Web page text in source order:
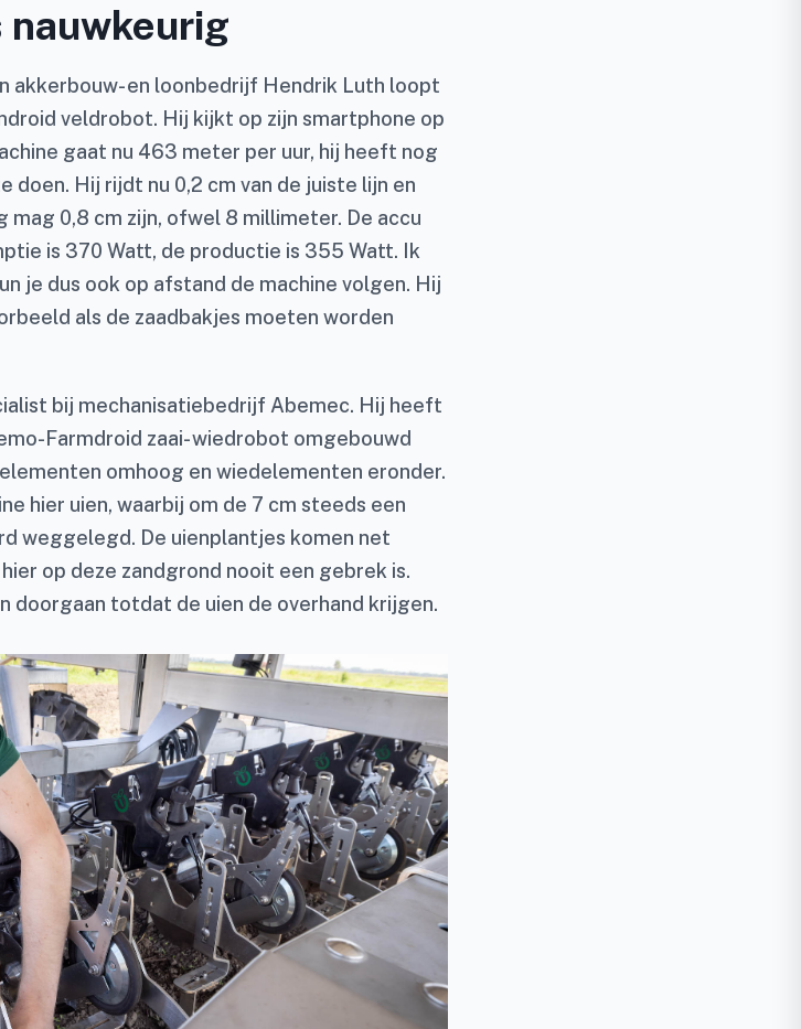
nauwkeurig
akkerbouw- en loonbedrijf Hendrik Luth loopt
veldrobot. Hij kijkt op zijn smartphone op
gaat nu 463 meter per uur, hij heeft nog
doen. Hij rijdt nu 0,2 cm van de juiste lijn en
mag 0,8 cm zijn, ofwel 8 millimeter. De accu
is 370 Watt, de productie is 355 Watt. Ik
je dus ook op afstand de machine volgen. Hij
als de zaadbakjes moeten worden
bij mechanisatiebedrijf Abemec. Hij heeft
Farmdroid zaai- wiedrobot omgebouwd
omhoog en wiedelementen eronder.
hier uien, waarbij om de 7 cm steeds een
weggelegd. De uienplantjes komen net
op deze zandgrond nooit een gebrek is.
doorgaan totdat de uien de overhand krijgen.